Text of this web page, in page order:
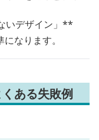
いデザイン」**
なります。
ある失敗例